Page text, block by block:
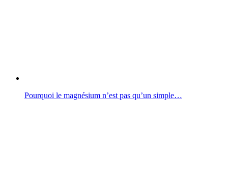
Pourquoi le magnésium n’est pas qu’un simple…